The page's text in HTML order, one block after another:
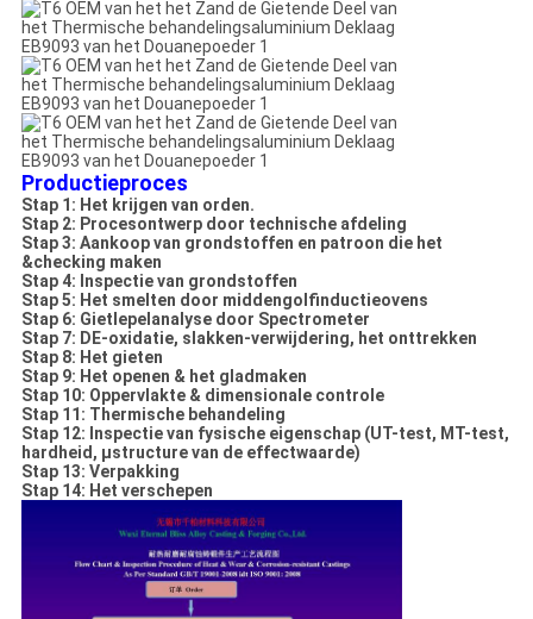
Productieproces
Stap 1: Het krijgen van orden.
Stap 2: Procesontwerp door technische afdeling
Stap 3: Aankoop van grondstoffen en patroon die het
&checking maken
Stap 4: Inspectie van grondstoffen
Stap 5: Het smelten door middengolfinductieovens
Stap 6: Gietlepelanalyse door Spectrometer
Stap 7: DE-oxidatie, slakken-verwijdering, het onttrekken
Stap 8: Het gieten
Stap 9: Het openen & het gladmaken
Stap 10: Oppervlakte & dimensionale controle
Stap 11: Thermische behandeling
Stap 12: Inspectie van fysische eigenschap (UT-test, MT-test,
hardheid, µstructure van de effectwaarde)
Stap 13: Verpakking
Stap 14: Het verschepen